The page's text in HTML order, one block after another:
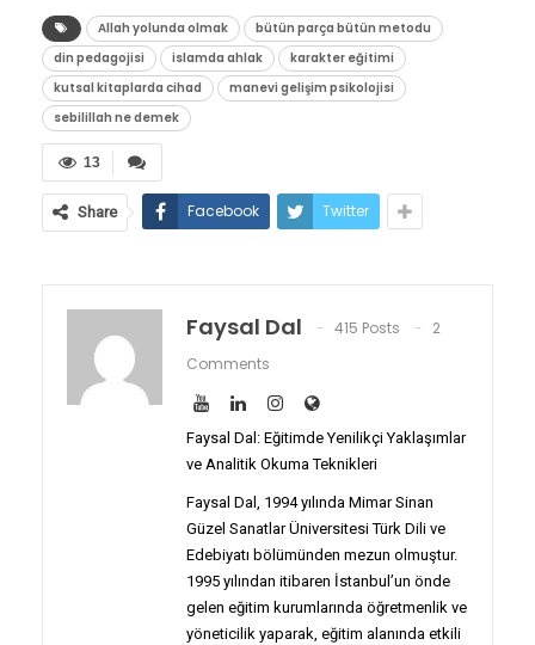
Allah yolunda olmak
bütün parça bütün metodu
din pedagojisi
islamda ahlak
karakter eğitimi
kutsal kitaplarda cihad
manevi gelişim psikolojisi
sebilillah ne demek
13
Share Facebook Twitter
Faysal Dal 415 Posts
2
Comments
Faysal Dal: Eğitimde Yenilikçi Yaklaşımlar
ve Analitik Okuma Teknikleri
Faysal Dal, 1994 yılında Mimar Sinan
Güzel Sanatlar Üniversitesi Türk Dili ve
Edebiyatı bölümünden mezun olmuştur.
1995 yılından itibaren İstanbul’un önde
gelen eğitim kurumlarında öğretmenlik ve
yöneticilik yaparak, eğitim alanında etkili